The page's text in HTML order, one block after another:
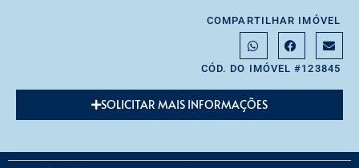
COMPARTILHAR IMÓVEL
CÓD. DO IMÓVEL #123845
SOLICITAR MAIS INFORMAÇÕES